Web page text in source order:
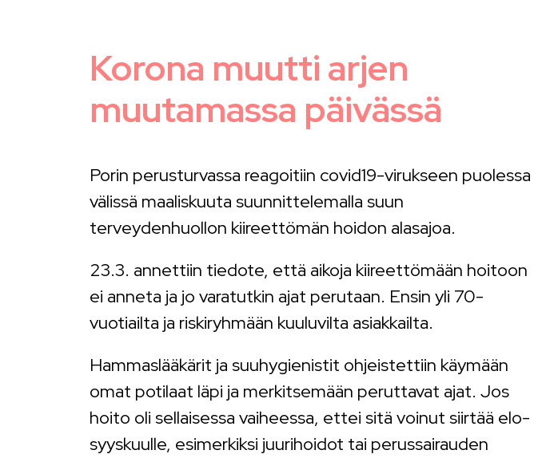
Korona muutti arjen
muutamassa päivässä
Porin perusturvassa reagoitiin covid19-virukseen puolessa
välissä maaliskuuta suunnittelemalla suun
terveydenhuollon kiireettömän hoidon alasajoa.
23.3. annettiin tiedote, että aikoja kiireettömään hoitoon
ei anneta ja jo varatutkin ajat perutaan. Ensin yli 70-
vuotiailta ja riskiryhmään kuuluvilta asiakkailta.
Hammaslääkärit ja suuhygienistit ohjeistettiin käymään
omat potilaat läpi ja merkitsemään peruttavat ajat. Jos
hoito oli sellaisessa vaiheessa, ettei sitä voinut siirtää elo-
syyskuulle, esimerkiksi juurihoidot tai perussairauden